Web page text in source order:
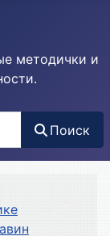
методички и
Поиск